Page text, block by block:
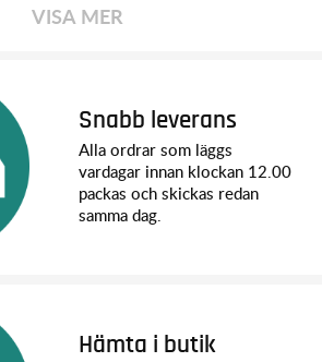
VISA MER
Snabb leverans
Alla ordrar som läggs
vardagar innan klockan 12.00
packas och skickas redan
samma dag.
Hämta i butik